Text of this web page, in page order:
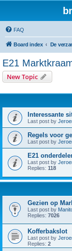
FAQ
Board index
E21
New Topic
Interessante
Last post by
Regels voor
Last post by
E21
Last post by
Replies: 118
Gezien op
Last post by
Replies: 7026
Kofferbakslot
Last post by
Replies: 2